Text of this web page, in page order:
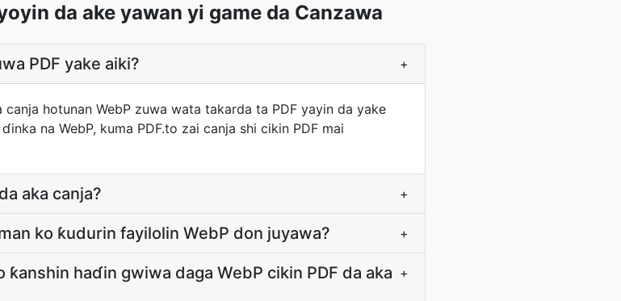
da ake yawan yi game da Canzawa
PDF yake aiki? +
canja hotunan WebP zuwa wata takarda ta PDF yayin da yake
na WebP, kuma PDF.to zai canja shi cikin PDF mai
aka canja? +
ko ƙudurin fayilolin WebP don juyawa? +
haɗin gwiwa daga WebP cikin PDF da aka +